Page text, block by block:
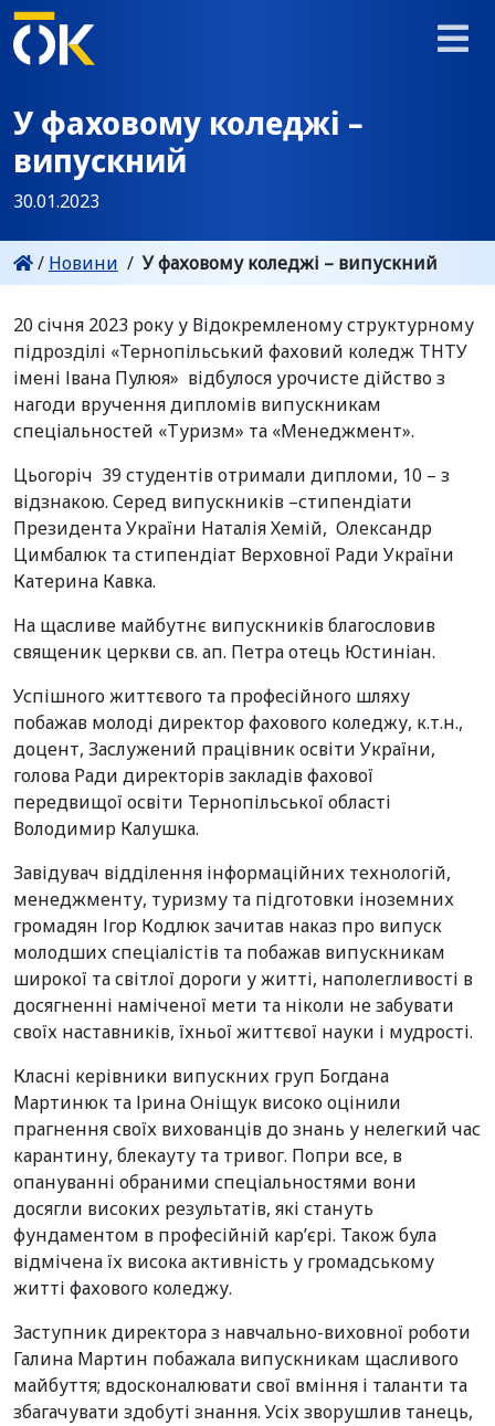
У фаховому коледжі –
випускний
30.01.2023
/ Новини / У фаховому коледжі – випускний
20 січня 2023 року у Відокремленому структурному
підрозділі «Тернопільський фаховий коледж ТНТУ
імені Івана Пулюя» відбулося урочисте дійство з
нагоди вручення дипломів випускникам
спеціальностей «Туризм» та «Менеджмент».
Цьогоріч 39 студентів отримали дипломи, 10 – з
відзнакою. Серед випускників –стипендіати
Президента України Наталія Хемій, Олександр
Цимбалюк та стипендіат Верховної Ради України
Катерина Кавка.
На щасливе майбутнє випускників благословив
священик церкви св. ап. Петра отець Юстиніан.
Успішного життєвого та професійного шляху
побажав молоді директор фахового коледжу, к.т.н.,
доцент, Заслужений працівник освіти України,
голова Ради директорів закладів фахової
передвищої освіти Тернопільської області
Володимир Калушка.
Завідувач відділення інформаційних технологій,
менеджменту, туризму та підготовки іноземних
громадян Ігор Кодлюк зачитав наказ про випуск
молодших спеціалістів та побажав випускникам
широкої та світлої дороги у житті, наполегливості в
досягненні наміченої мети та ніколи не забувати
своїх наставників, їхньої життєвої науки і мудрості.
Класні керівники випускних груп Богдана
Мартинюк та Ірина Оніщук високо оцінили
прагнення своїх вихованців до знань у нелегкий час
карантину, блекауту та тривог. Попри все, в
опануванні обраними спеціальностями вони
досягли високих результатів, які стануть
фундаментом в професійній кар’єрі. Також була
відмічена їх висока активність у громадському
житті фахового коледжу.
Заступник директора з навчально-виховної роботи
Галина Мартин побажала випускникам щасливого
майбуття; вдосконалювати свої вміння і таланти та
збагачувати здобуті знання. Усіх зворушлив танець,